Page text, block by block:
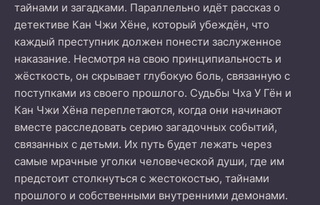
тайнами и загадками. Параллельно идёт рассказ о
детективе Кан Чжи Хёне, который убеждён, что
каждый преступник должен понести заслуженное
наказание. Несмотря на свою принципиальность и
жёсткость, он скрывает глубокую боль, связанную с
поступками из своего прошлого. Судьбы Чха У Гён и
Кан Чжи Хёна переплетаются, когда они начинают
вместе расследовать серию загадочных событий,
связанных с детьми. Их путь будет лежать через
самые мрачные уголки человеческой души, где им
предстоит столкнуться с жестокостью, тайнами
прошлого и собственными внутренними демонами.